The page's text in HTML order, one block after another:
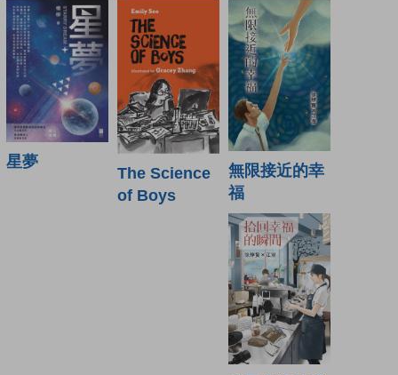
星夢
The Science
of Boys
無限接近的幸
福